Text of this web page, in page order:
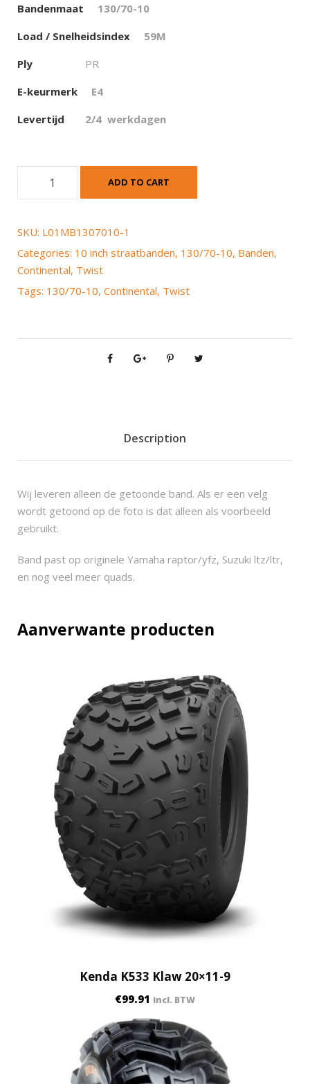
Bandenmaat
130/70-10
Load / Snelheidsindex
59M
Ply
PR
E-keurmerk
E4
Levertijd
2/4 werkdagen
n
e
n
/
7
0
-
u
ADD TO CART
SKU: L01MB1307010-1
Categories: 10 inch straatbanden, 130/70-10, Banden,
Continental, Twist
Tags: 130/70-10, Continental, Twist
Description
Wij leveren alleen de getoonde band. Als er een velg
wordt getoond op de foto is dat alleen als voorbeeld
gebruikt.
Band past op originele Yamaha raptor/yfz, Suzuki ltz/ltr,
en nog veel meer quads.
Aanverwante producten
Kenda K533 Klaw 20×11-9
€99.91 incl. BTW